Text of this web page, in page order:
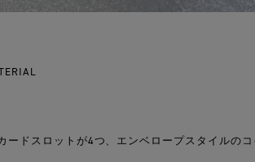
ードスロットが4つ、エンベロープスタイルの